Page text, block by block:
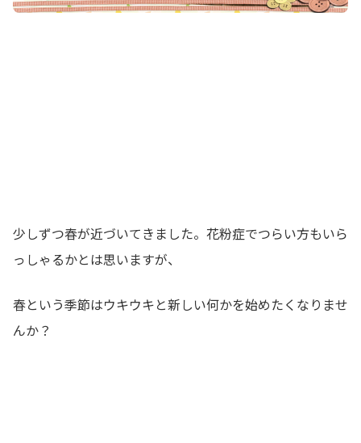
少しずつ春が近づいてきました。花粉症でつらい方もいら
っしゃるかとは思いますが、
春という季節はウキウキと新しい何かを始めたくなりませ
んか？